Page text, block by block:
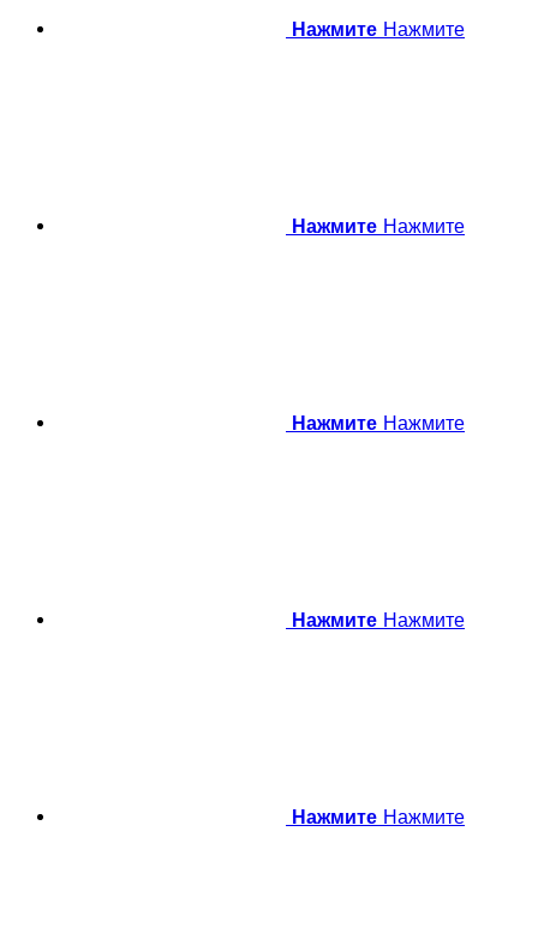
Нажмите Нажмите
Нажмите Нажмите
Нажмите Нажмите
Нажмите Нажмите
Нажмите Нажмите